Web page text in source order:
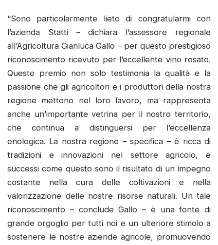
“Sono particolarmente lieto di congratularmi con
l’azienda Statti – dichiara l’assessore regionale
all’Agricoltura Gianluca Gallo – per questo prestigioso
riconoscimento ricevuto per l’eccellente vino rosato.
Questo premio non solo testimonia la qualità e la
passione che gli agricoltori e i produttori della nostra
regione mettono nel loro lavoro, ma rappresenta
anche un’importante vetrina per il nostro territorio,
che continua a distinguersi per l’eccellenza
enologica. La nostra regione – specifica – è ricca di
tradizioni e innovazioni nel settore agricolo, e
successi come questo sono il risultato di un impegno
costante nella cura delle coltivazioni e nella
valorizzazione delle nostre risorse naturali. Un tale
riconoscimento – conclude Gallo – è una fonte di
grande orgoglio per tutti noi e un ulteriore stimolo a
sostenere le nostre aziende agricole, promuovendo